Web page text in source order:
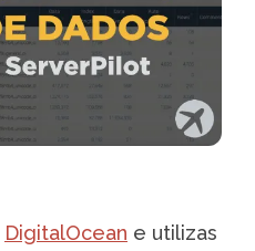
DigitalOcean e utilizas